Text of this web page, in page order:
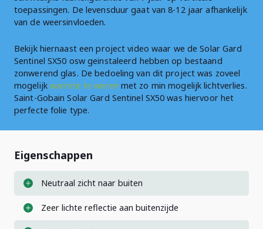
toepassingen. De levensduur gaat van 8-12 jaar afhankelijk
van de weersinvloeden.
Bekijk hiernaast een project video waar we de Solar Gard
Sentinel SX50 osw geinstaleerd hebben op bestaand
zonwerend glas. De bedoeling van dit project was zoveel
mogelijkwarmte te weren met zo min mogelijk lichtverlies.
Saint-Gobain Solar Gard Sentinel SX50 was hiervoor het
perfecte folie type.
Eigenschappen
Neutraal zicht naar buiten
Zeer lichte reflectie aan buitenzijde